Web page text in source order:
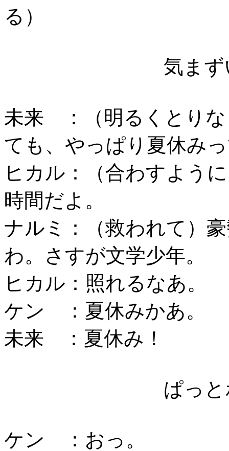
る）
気ま
未来 ：（明るくとりな
ても、やっぱり夏休み
ヒカル：（合わすよう
時間だよ。
ナルミ：（救われて）
わ。さすが文学少年。
ヒカル：照れるなあ。
ケン ：夏休みかあ。
未来 ：夏休み！
ぱっ
ケン ：おっ。